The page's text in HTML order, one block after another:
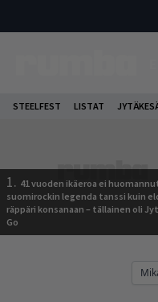
STEELFEST LISTAT
1. 41 vuoden ikäeroa ei
suomirockin legenda tanssi kuin
räppäri konsanaan – tällainen oli
Go